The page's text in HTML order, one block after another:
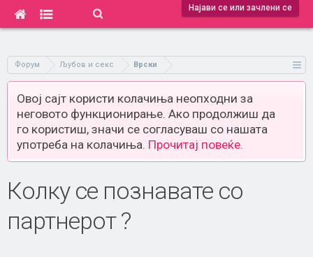
Најави се или зачлени се
Форум Љубов и секс Врски
Овој сајт користи колачиња неопходни за
неговото функционирање. Ако продолжиш да
го користиш, значи се согласуваш со нашата
употреба на колачиња. Прочитај повеќе.
Колку се познавате со
партнерот ?